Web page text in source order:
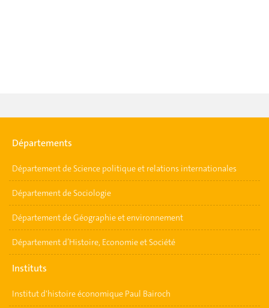
Départements
Département de Science politique et relations internationales
Département de Sociologie
Département de Géographie et environnement
Département d’Histoire, Economie et Société
Instituts
Institut d'histoire économique Paul Bairoch